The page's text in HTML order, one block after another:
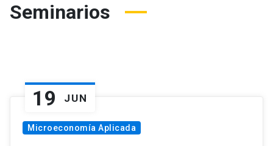
Seminarios
19 JUN
Microeconomía Aplicada